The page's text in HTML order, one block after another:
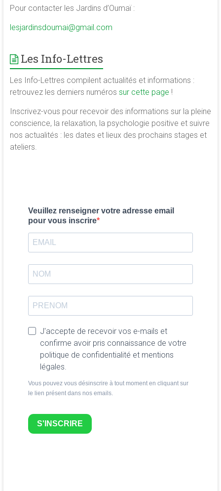
Pour contacter les Jardins d’Oumaï :
lesjardinsdoumai@gmail.com
Les Info-Lettres
Les Info-Lettres compilent actualités et informations :
retrouvez les derniers numéros sur cette page !
Inscrivez-vous pour recevoir des informations sur la pleine
conscience, la relaxation, la psychologie positive et suivre
nos actualités : les dates et lieux des prochains stages et
ateliers.
Veuillez renseigner votre adresse email
pour vous inscrire
J'accepte de recevoir vos e-mails et
confirme avoir pris connaissance de votre
politique de confidentialité et mentions
légales.
Vous pouvez vous désinscrire à tout moment en cliquant sur
le lien présent dans nos emails.
S'INSCRIRE